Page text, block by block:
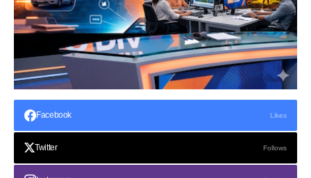
Facebook Likes
Twitter Follows